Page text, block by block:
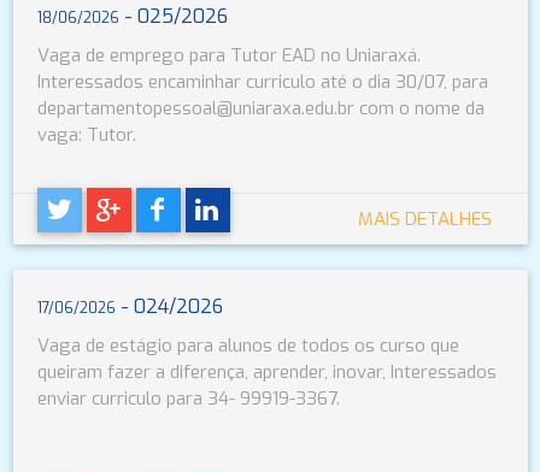
18/06/2026 - 025/2026
Vaga de emprego para Tutor EAD no Uniaraxá.
Interessados encaminhar curriculo até o dia 30/07, para
departamentopessoal@uniaraxa.edu.br com o nome da
vaga: Tutor.
MAIS DETALHES
17/06/2026 - 024/2026
Vaga de estágio para alunos de todos os curso que
queiram fazer a diferença, aprender, inovar, Interessados
enviar curriculo para 34- 99919-3367.